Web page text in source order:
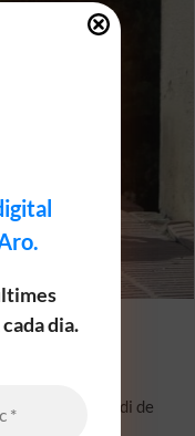
se d’un radi de
dia.